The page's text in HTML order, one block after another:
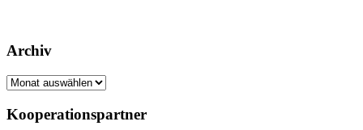
Archiv
Archiv
Kooperationspartner